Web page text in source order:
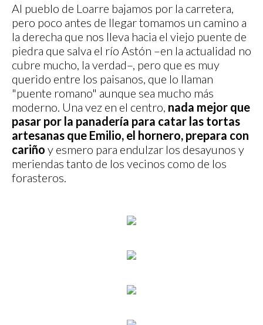
Al pueblo de Loarre bajamos por la carretera,
pero poco antes de llegar tomamos un camino a
la derecha que nos lleva hacia el viejo puente de
piedra que salva el río Astón –en la actualidad no
cubre mucho, la verdad–, pero que es muy
querido entre los paisanos, que lo llaman
"puente romano" aunque sea mucho más
moderno. Una vez en el centro, nada mejor que
pasar por la panadería para catar las tortas
artesanas que Emilio, el hornero, prepara con
cariño y esmero para endulzar los desayunos y
meriendas tanto de los vecinos como de los
forasteros.